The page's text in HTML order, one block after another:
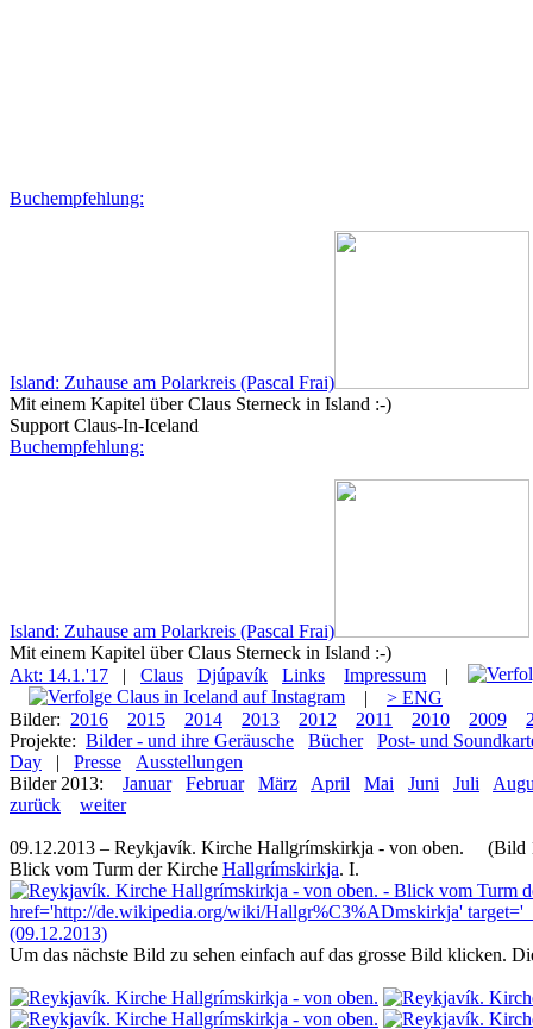
Buchempfehlung:
Island: Zuhause am Polarkreis (Pascal Frai)
Mit einem Kapitel über Claus Sterneck in Island :-)
Support Claus-In-Iceland
Buchempfehlung:
Island: Zuhause am Polarkreis (Pascal Frai)
Mit einem Kapitel über Claus Sterneck in Island :-)
Akt: 14.1.'17
| Claus Djúpavík Links Impressum
|
|
> ENG
Bilder: 2016 2015 2014 2013 2012 2011 2010 2009
Projekte: Bilder - und ihre Geräusche Bücher
Post- und
Day
| Presse
Ausstellungen
Bilder 2013:
Januar Februar März April Mai Juni Juli
zurück
weiter
09.12.2013 – Reykjavík. Kirche Hallgrímskirkja - von oben. (Bild
Blick vom Turm der Kirche Hallgrímskirkja. I.
Um das nächste Bild zu sehen einfach auf das grosse Bild klicken.